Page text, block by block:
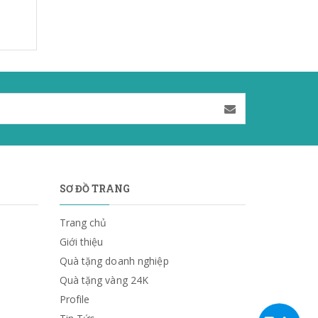
SƠ ĐỒ TRANG
Trang chủ
Giới thiệu
Quà tặng doanh nghiệp
Quà tặng vàng 24K
Profile